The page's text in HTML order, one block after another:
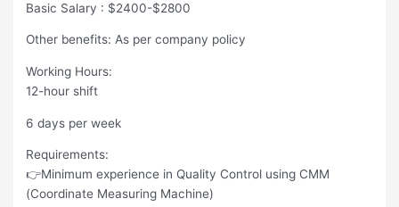
Basic Salary : $2400-$2800
Other benefits: As per company policy
Working Hours:
12-hour shift
6 days per week
Requirements:
👉Minimum experience in Quality Control using CMM
(Coordinate Measuring Machine)